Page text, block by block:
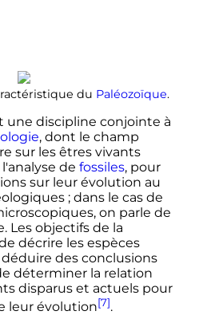
du Paléozoïque.
une discipline conjointe à
, dont le champ
sur les êtres vivants
de fossiles, pour
sur leur évolution au
; dans le cas de
on parle de
Les objectifs de la
décrire les espèces
des conclusions
déterminer la relation
disparus et actuels pour
leur évolution[7].